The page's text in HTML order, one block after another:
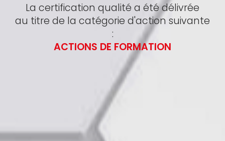
La certification qualité a été délivrée
au titre de la catégorie d'action suivante
:
ACTIONS DE FORMATION